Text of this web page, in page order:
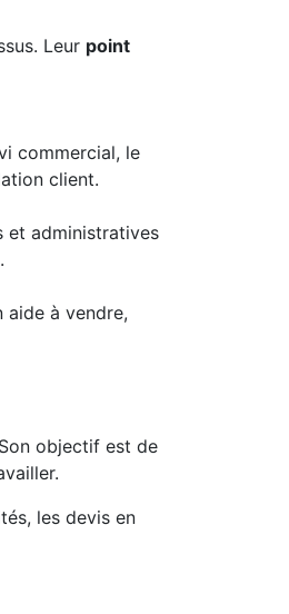
Leur point
commercial, le
client.
et administratives
aide à vendre,
objectif est de
les devis en